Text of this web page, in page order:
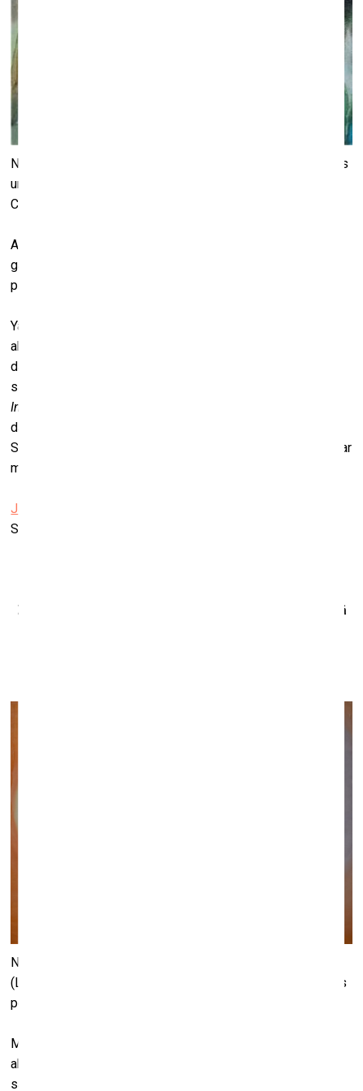
No 12. marta līdz 6. maijam Jaņa Rozentāla Saldus vēstures
un mākslas muzejā būs skatāma ķīniešu mākslinieku Yang
Chuanxi un Yang Zhao gleznu izstāde “Migrācijas ainava”.
Abu mākslinieku dzimtā pilsēta ir Čončinga, bet divdesmit
gadu viņi nodzīvojuši Pekinā. 2013. gadā ģimene
pārcēlusies uz Latviju.
Yang Chuanxi absolvējis Sičuanas tēlotājmākslas
akadēmijas eļļas glezniecības nodaļu. Viņš ir piedalījies
dažādos dizaina projektos, kuros ir atzinīgi novērtēts un
saņēmis godalgas. Pekinā strādājis kompānijā
International Group Programms
datorspēlēm, kaut gan viņš atzīst, ka gleznot patīkot labāk.
Sieva strādājusi Pekinas laikrakstā “Ķīnas Pilsētas Seja” par
mājaslapas dizaineri.
Jaņa Rozentāla Saldus vēstures un mākslas muzejs
Striķu iela 22, Saldus
Zaigas Putrāmas personālizstāde “Cilvēki pamana, kā
No 13. marta līdz 5. aprīlim Latvijas Mākslinieku savienības
(LMS) galerijā būs skatāma mākslinieces Zaigas Putrāmas
personālizstāde “Cilvēki pamana, kā saules satiekas”.
Māksliniece Zaiga Putrāma šobrīd strādā
akvareļglezniecībā pie ļoti personiska projekta “Saules
satiekas”. Lielformāta akvareļglezniecības darbi, kas būs